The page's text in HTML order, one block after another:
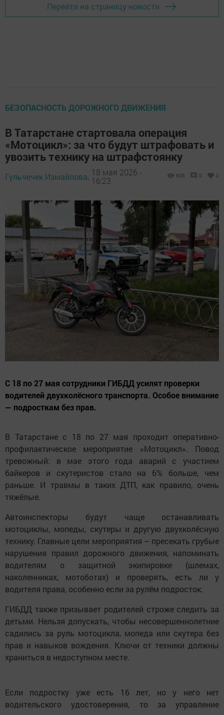
Перейти на страницу новости
БЕЗОПАСНОСТЬ ДОРОЖНОГО ДВИЖЕНИЯ
В Татарстане стартовала операция
«Мотоцикл»: за что будут штрафовать и
увозить технику на штрафстоянку
Гульчечек Измайлова, 18 мая 2026 -
16:23
605 0 0
С 18 по 27 мая сотрудники ГИБДД усилят проверки
водителей двухколёсного транспорта. Особое внимание
— подросткам без прав.
В Татарстане с 18 по 27 мая проходит оперативно-
профилактическое мероприятие «Мотоцикл». Повод
тревожный: в мае этого года аварий с участием
байкеров и скутеристов стало на 6% больше, чем
раньше. И травмы в таких ДТП, как правило, очень
тяжёлые.
Автоинспекторы будут чаще останавливать
мотоциклы, мопеды, скутеры и другую двухколёсную
технику. Главные цели мероприятия – пресекать грубые
нарушения правил дорожного движения, напоминать
водителям о защитной экипировке (шлемах,
наколенниках, мотоботах) и проверять, есть ли у
водителя права, особенно если за рулём подросток.
ГИБДД также призывает родителей строже следить за
детьми. Нельзя допускать, чтобы несовершеннолетние
садились за руль мотоцикла, мопеда или скутера без
прав и навыков вождения. Ключи от техники должны
храниться в недоступном месте.
Если подростку уже есть 16 лет, но у него нет
водительского удостоверения, то за управление